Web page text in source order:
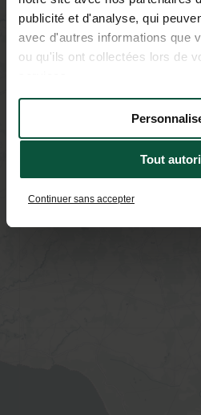
publicité et d'analyse, qui
avec d'autres informations que
ou qu'ils ont collectées lors de
Tout
Continuer sans accepter